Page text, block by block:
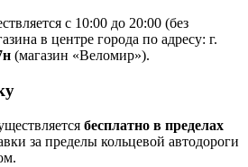
с 10:00 до 20:00 (без
в центре города по адресу: г.
(магазин «Веломир»).
бесплатно в пределах
за пределы кольцевой автодороги